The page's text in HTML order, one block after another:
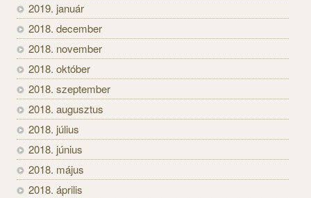
2019. január
2018. december
2018. november
2018. október
2018. szeptember
2018. augusztus
2018. július
2018. június
2018. május
2018. április